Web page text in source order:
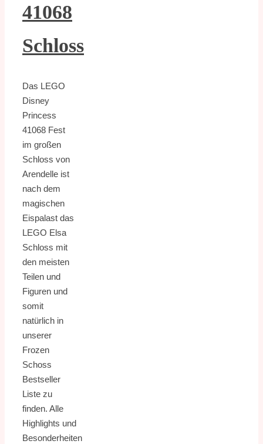
41068
Schloss
Das LEGO
Disney
Princess
41068 Fest
im großen
Schloss von
Arendelle ist
nach dem
magischen
Eispalast das
LEGO Elsa
Schloss mit
den meisten
Teilen und
Figuren und
somit
natürlich in
unserer
Frozen
Schoss
Bestseller
Liste zu
finden. Alle
Highlights und
Besonderheiten